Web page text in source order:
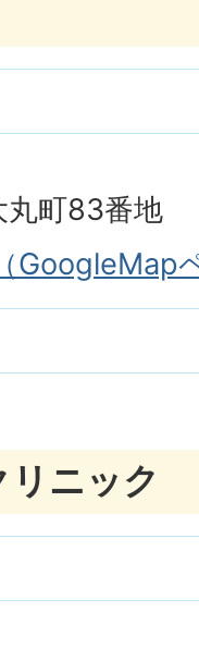
丸町83番地
GoogleMap
ニック